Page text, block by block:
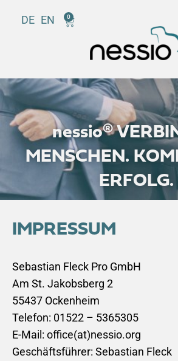
EN
DE 0
nessio®
MENSCHEN.
ERFOLG.
IMPRESSUM
Sebastian Fleck Pro GmbH
Am St. Jakobsberg 2
55437 Ockenheim
Telefon: 01522 – 5365305
E-Mail: office(at)nessio.org
Geschäftsführer: Sebastian Fleck